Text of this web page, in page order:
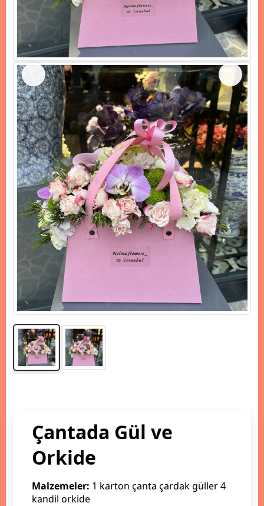
Çantada Gül ve
Orkide
Malzemeler: 1 karton çanta çardak güller 4
kandil orkide